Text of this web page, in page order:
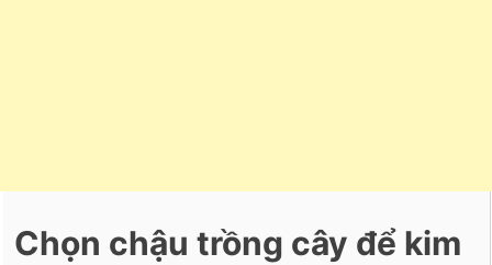
Chọn chậu trồng cây để kim